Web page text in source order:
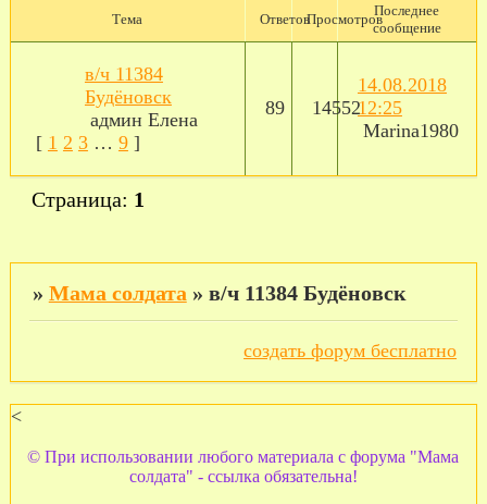
Тема ОтветовПросмотров
Последнее
сообщение
в/ч 11384
Будёновск
админ Елена
[ 1 2 3 … 9 ]
89 14552
14.08.2018
12:25
Marina1980
Страница: 1
» Мама солдата » в/ч 11384 Будёновск
создать форум бесплатно
<
© При использовании любого материала с форума "Мама
солдата" - ссылка обязательна!